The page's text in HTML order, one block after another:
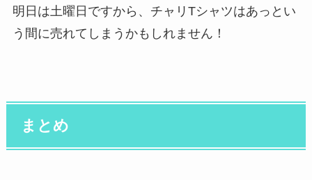
明日は土曜日ですから、チャリTシャツはあっとい
う間に売れてしまうかもしれません！
まとめ